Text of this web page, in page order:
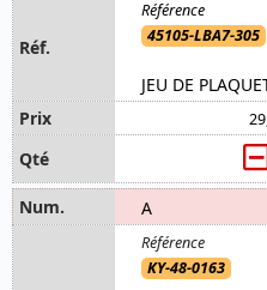
45105-LBA7-305
JEU DE
A
KY-48-0163